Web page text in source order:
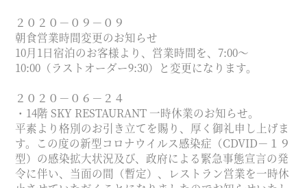
２０２０－０９－０９
朝食営業時間変更のお知らせ
10月1日宿泊のお客様より、営業時間を、7:00～
10:00（ラストオーダー9:30）と変更になります。
２０２０－０６－２４
・14階 SKY RESTAURANT 一時休業のお知らせ。
平素より格別のお引き立てを賜り、厚く御礼申し上げま
す。この度の新型コロナウイルス感染症（CDVID－１９
型）の感染拡大状況及び、政府による緊急事態宣言の発
令に伴い、当面の間（暫定）、レストラン営業を一時休